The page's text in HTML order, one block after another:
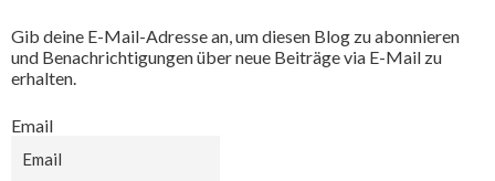
Gib deine E-Mail-Adresse an, um diesen Blog zu abonnieren
und Benachrichtigungen über neue Beiträge via E-Mail zu
erhalten.
Email